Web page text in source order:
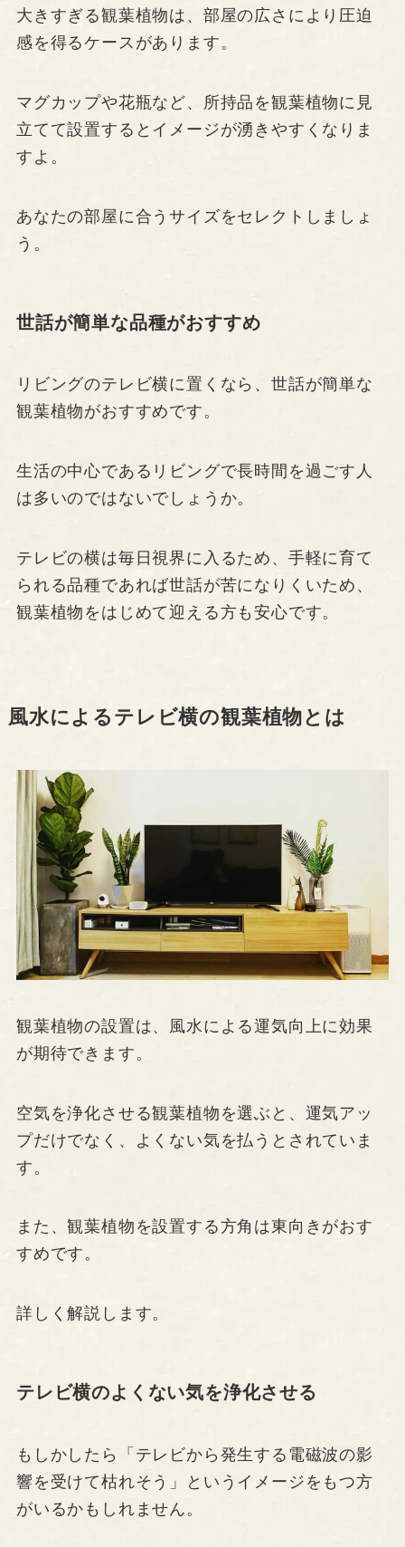
大きすぎる観葉植物は、部屋の広さにより圧迫
感を得るケースがあります。
マグカップや花瓶など、所持品を観葉植物に見
立てて設置するとイメージが湧きやすくなりま
すよ。
あなたの部屋に合うサイズをセレクトしましょ
う。
世話が簡単な品種がおすすめ
リビングのテレビ横に置くなら、世話が簡単な
観葉植物がおすすめです。
生活の中心であるリビングで長時間を過ごす人
は多いのではないでしょうか。
テレビの横は毎日視界に入るため、手軽に育て
られる品種であれば世話が苦になりくいため、
観葉植物をはじめて迎える方も安心です。
風水によるテレビ横の観葉植物とは
観葉植物の設置は、風水による運気向上に効果
が期待できます。
空気を浄化させる観葉植物を選ぶと、運気アッ
プだけでなく、よくない気を払うとされていま
す。
また、観葉植物を設置する方角は東向きがおす
すめです。
詳しく解説します。
テレビ横のよくない気を浄化させる
もしかしたら「テレビから発生する電磁波の影
響を受けて枯れそう」というイメージをもつ方
がいるかもしれません。